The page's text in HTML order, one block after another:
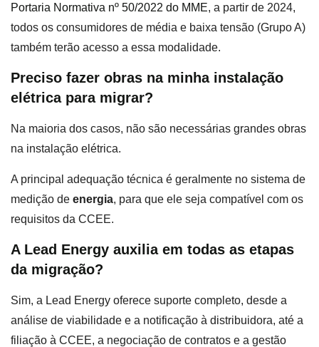
Portaria Normativa nº 50/2022 do MME, a partir de 2024,
todos os consumidores de média e baixa tensão (Grupo A)
também terão acesso a essa modalidade.
Preciso fazer obras na minha instalação
elétrica para migrar?
Na maioria dos casos, não são necessárias grandes obras
na instalação elétrica.
A principal adequação técnica é geralmente no sistema de
medição de energia, para que ele seja compatível com os
requisitos da CCEE.
A Lead Energy auxilia em todas as etapas
da migração?
Sim, a Lead Energy oferece suporte completo, desde a
análise de viabilidade e a notificação à distribuidora, até a
filiação à CCEE, a negociação de contratos e a gestão